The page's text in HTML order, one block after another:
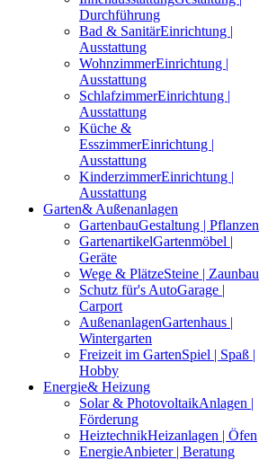
Durchführung
Bad & SanitärEinrichtung |
Ausstattung
WohnzimmerEinrichtung |
Ausstattung
SchlafzimmerEinrichtung |
Ausstattung
Küche &
EsszimmerEinrichtung |
Ausstattung
KinderzimmerEinrichtung |
Ausstattung
Garten& Außenanlagen
GartenbauGestaltung | Pflanzen
GartenartikelGartenmöbel |
Geräte
Wege & PlätzeSteine | Zaunbau
Schutz für's AutoGarage |
Carport
AußenanlagenGartenhaus |
Wintergarten
Freizeit im GartenSpiel | Spaß |
Hobby
Energie& Heizung
Solar & PhotovoltaikAnlagen |
Förderung
HeiztechnikHeizanlagen | Öfen
EnergieAnbieter | Beratung